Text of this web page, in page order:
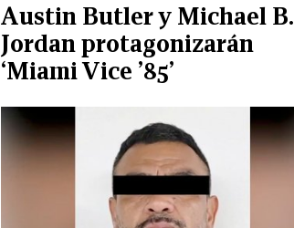
Austin Butler y Michael B.
Jordan protagonizarán
‘Miami Vice ’85’